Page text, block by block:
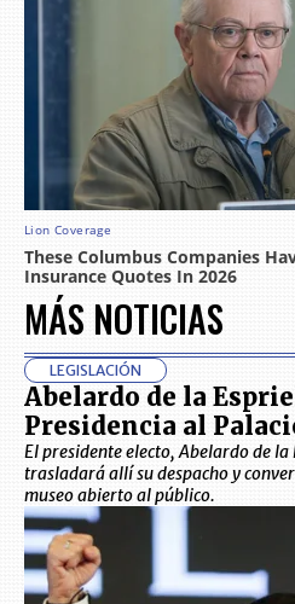
MÁS NOTICIAS
LEGISLACIÓN
Abelardo de la
Presidencia al
El presidente electo, Abelardo de
trasladará allí su despacho y
museo abierto al público.